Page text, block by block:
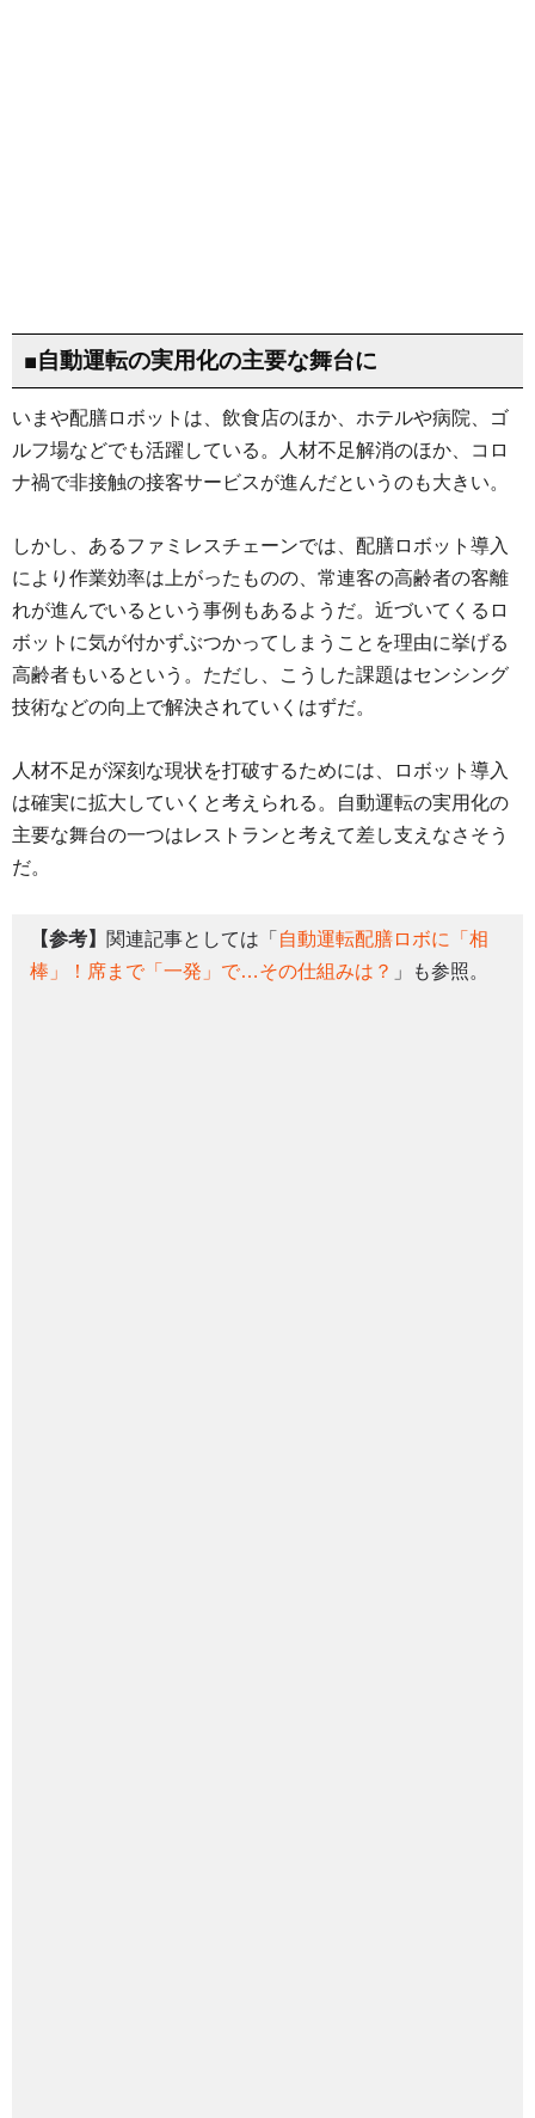
■自動運転の実用化の主要な舞台に
いまや配膳ロボットは、飲食店のほか、ホテルや病院、ゴ
ルフ場などでも活躍している。人材不足解消のほか、コロ
ナ禍で非接触の接客サービスが進んだというのも大きい。
しかし、あるファミレスチェーンでは、配膳ロボット導入
により作業効率は上がったものの、常連客の高齢者の客離
れが進んでいるという事例もあるようだ。近づいてくるロ
ボットに気が付かずぶつかってしまうことを理由に挙げる
高齢者もいるという。ただし、こうした課題はセンシング
技術などの向上で解決されていくはずだ。
人材不足が深刻な現状を打破するためには、ロボット導入
は確実に拡大していくと考えられる。自動運転の実用化の
主要な舞台の一つはレストランと考えて差し支えなさそう
だ。
【参考】 関連記事としては「 自動運転配膳ロボに「相
棒」！席まで「一発」で…その仕組みは？ 」も参照。